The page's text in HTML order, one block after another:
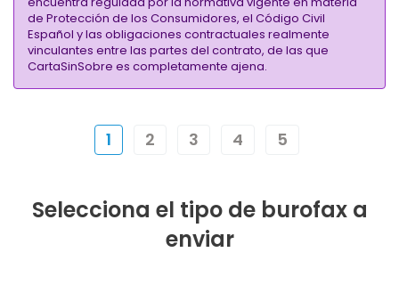
de Protección de los Consumidores, el Código Civil
Español y las obligaciones contractuales realmente
vinculantes entre las partes del contrato, de las que
CartaSinSobre es completamente ajena.
1 2 3 4 5
Selecciona el tipo de burofax a
enviar